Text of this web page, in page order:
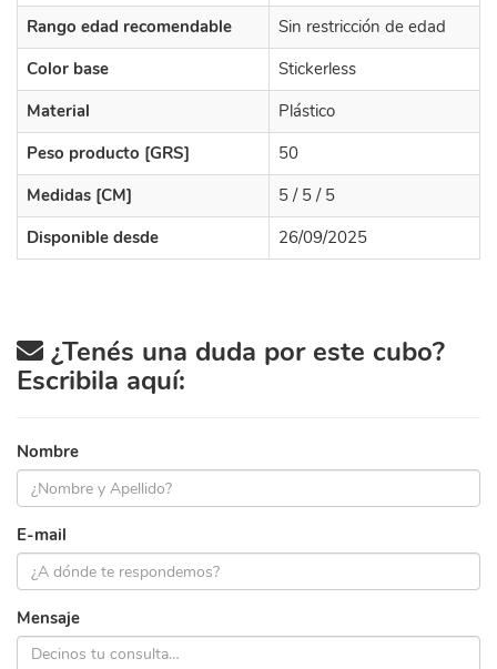
Rango edad recomendable
Sin restricción de edad
Color base
Stickerless
Material
Plástico
Peso producto [GRS]
50
Medidas [CM]
5 / 5 / 5
Disponible desde
26/09/2025
¿Tenés una duda por este cubo?
Escribila aquí:
Nombre
E-mail
Mensaje